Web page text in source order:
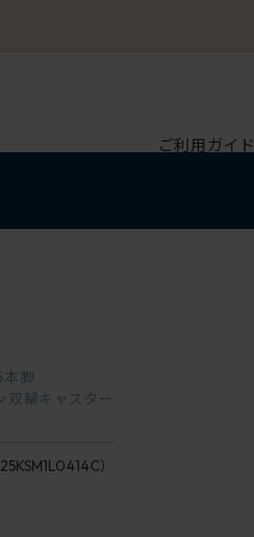
ご利用ガイド
：4 /
脚
輪キャスター
）